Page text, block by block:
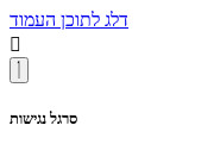
דלג לתוכן העמוד

סרגל נגישות